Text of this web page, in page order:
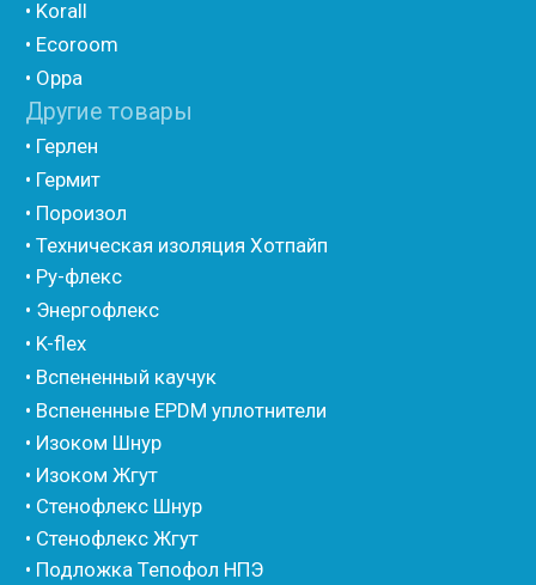
Изотом
• Шнур базальтовый теплоизоляционный
• Уплотнительный шнур HOT ROD XL
• ПСУЛ
• Ultima
• Фиброволокно
• Уголки
• Евроблок ИзоТехпро
• Евроблок Isodom
• Евроблок Penoterm
• Евроблок Порилекс